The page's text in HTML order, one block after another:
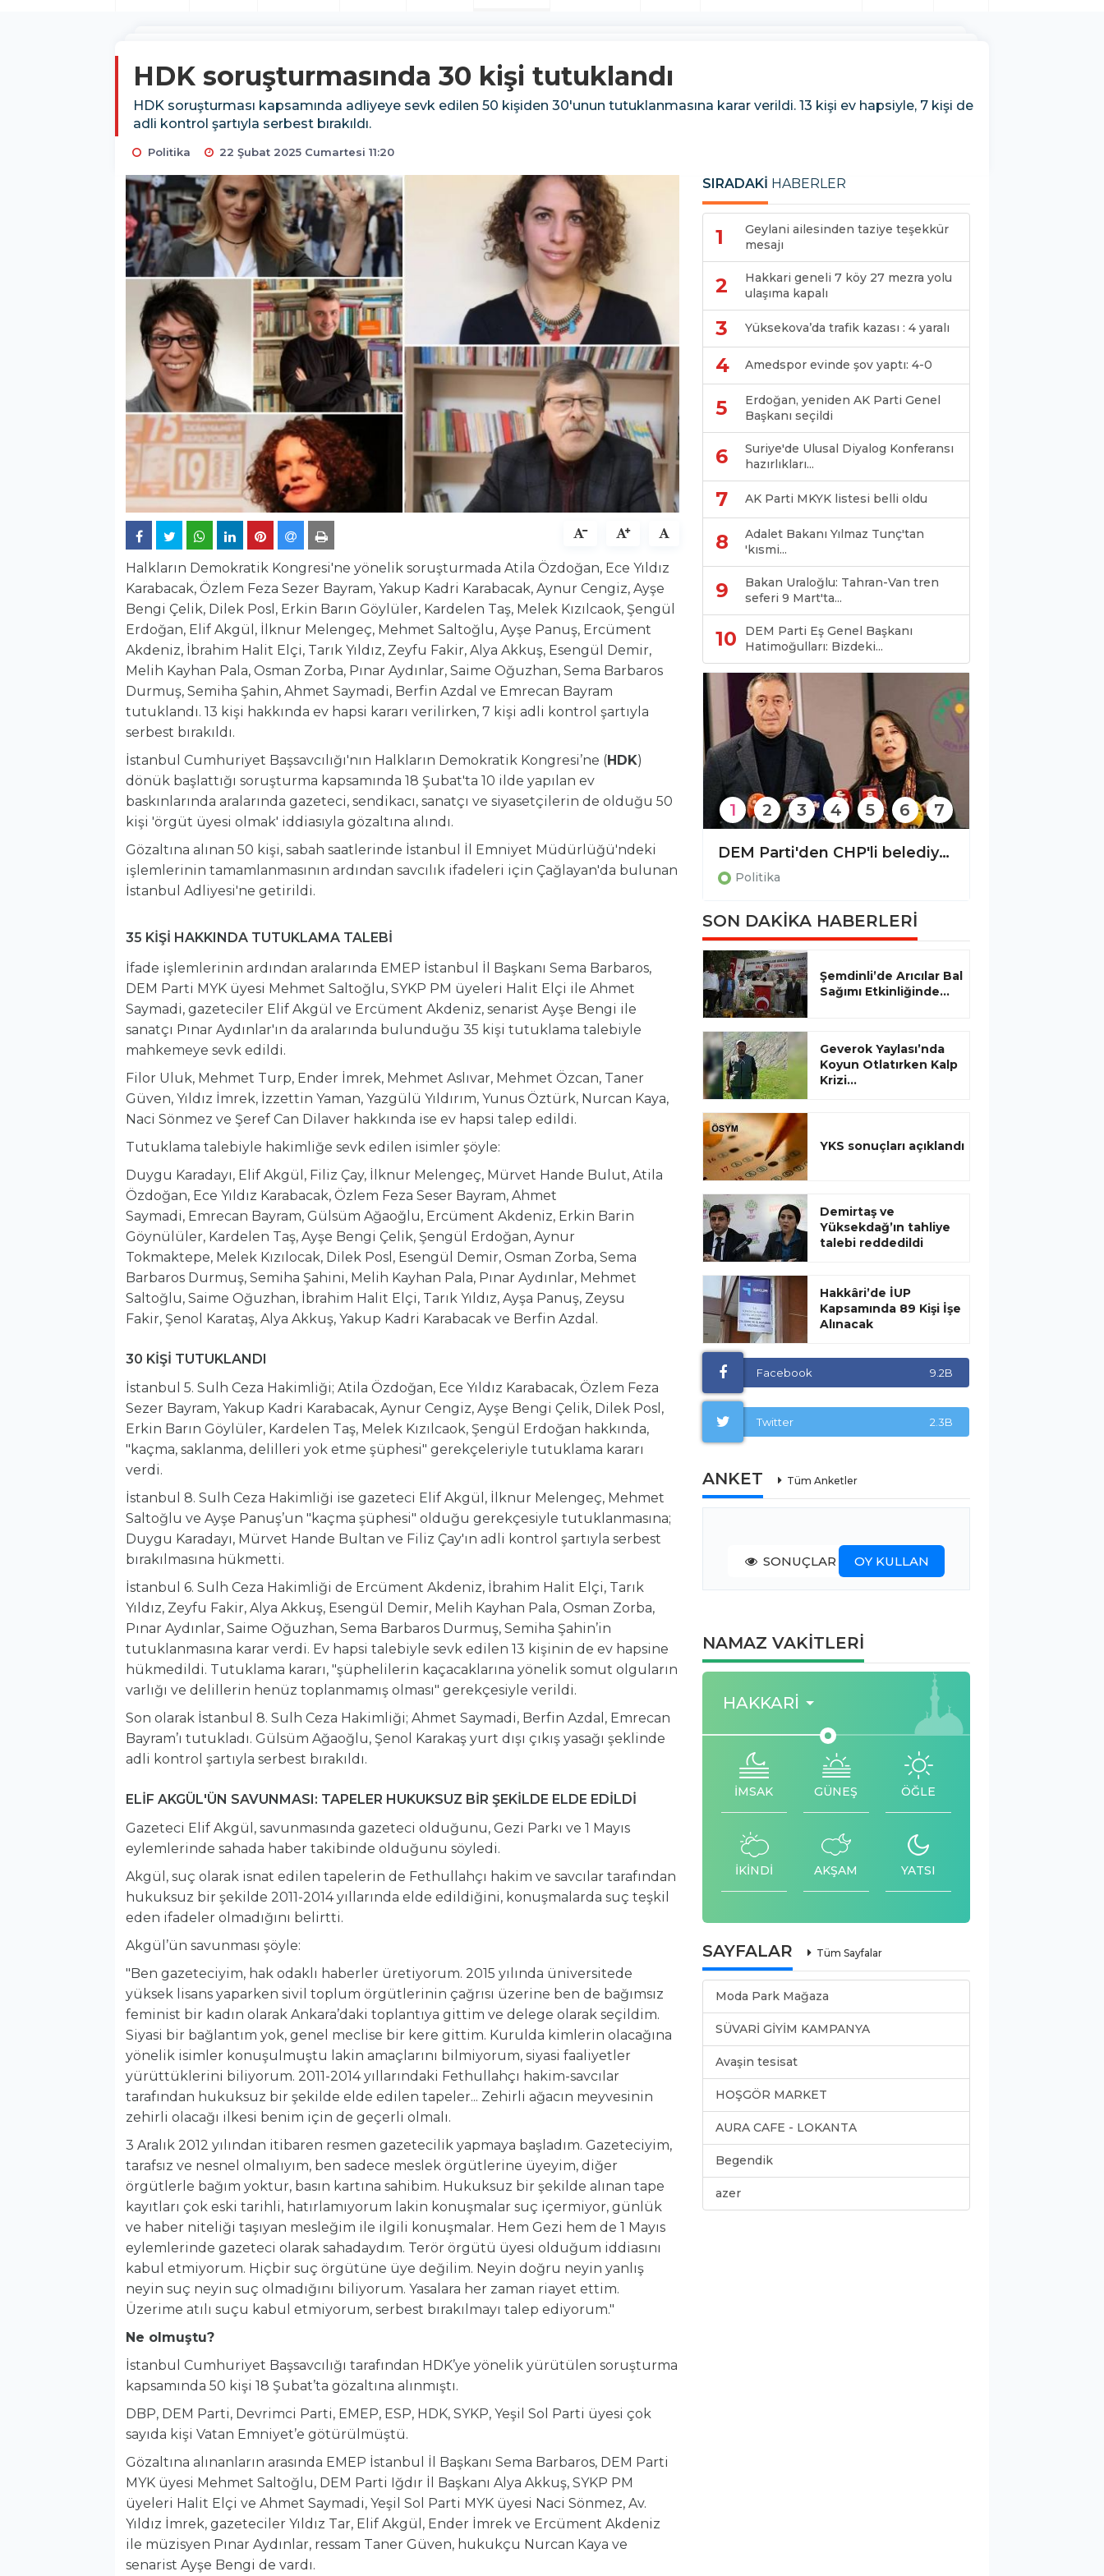
HDK soruşturmasında 30 kişi tutuklandı
HDK soruşturması kapsamında adliyeye sevk edilen 50 kişiden 30'unun tutuklanmasına karar verildi. 13 kişi ev hapsiyle, 7 kişi de
adli kontrol şartıyla serbest bırakıldı.
Politika 22 Şubat 2025 Cumartesi 11:20
Halkların Demokratik Kongresi'ne yönelik soruşturmada Atila Özdoğan, Ece Yıldız
Karabacak, Özlem Feza Sezer Bayram, Yakup Kadri Karabacak, Aynur Cengiz, Ayşe
Bengi Çelik, Dilek Posl, Erkin Barın Göylüler, Kardelen Taş, Melek Kızılcaok, Şengül
Erdoğan, Elif Akgül, İlknur Melengeç, Mehmet Saltoğlu, Ayşe Panuş, Ercüment
Akdeniz, İbrahim Halit Elçi, Tarık Yıldız, Zeyfu Fakir, Alya Akkuş, Esengül Demir,
Melih Kayhan Pala, Osman Zorba, Pınar Aydınlar, Saime Oğuzhan, Sema Barbaros
Durmuş, Semiha Şahin, Ahmet Saymadi, Berfin Azdal ve Emrecan Bayram
tutuklandı. 13 kişi hakkında ev hapsi kararı verilirken, 7 kişi adli kontrol şartıyla
serbest bırakıldı.
İstanbul Cumhuriyet Başsavcılığı'nın Halkların Demokratik Kongresi’ne (HDK)
dönük başlattığı soruşturma kapsamında 18 Şubat'ta 10 ilde yapılan ev
baskınlarında aralarında gazeteci, sendikacı, sanatçı ve siyasetçilerin de olduğu 50
kişi 'örgüt üyesi olmak' iddiasıyla gözaltına alındı.
Gözaltına alınan 50 kişi, sabah saatlerinde İstanbul İl Emniyet Müdürlüğü'ndeki
işlemlerinin tamamlanmasının ardından savcılık ifadeleri için Çağlayan'da bulunan
İstanbul Adliyesi'ne getirildi.
35 KİŞİ HAKKINDA TUTUKLAMA TALEBİ
İfade işlemlerinin ardından aralarında EMEP İstanbul İl Başkanı Sema Barbaros,
DEM Parti MYK üyesi Mehmet Saltoğlu, SYKP PM üyeleri Halit Elçi ile Ahmet
Saymadi, gazeteciler Elif Akgül ve Ercüment Akdeniz, senarist Ayşe Bengi ile
sanatçı Pınar Aydınlar'ın da aralarında bulunduğu 35 kişi tutuklama talebiyle
mahkemeye sevk edildi.
Filor Uluk, Mehmet Turp, Ender İmrek, Mehmet Aslıvar, Mehmet Özcan, Taner
Güven, Yıldız İmrek, İzzettin Yaman, Yazgülü Yıldırım, Yunus Öztürk, Nurcan Kaya,
Naci Sönmez ve Şeref Can Dilaver hakkında ise ev hapsi talep edildi.
Tutuklama talebiyle hakimliğe sevk edilen isimler şöyle:
Duygu Karadayı, Elif Akgül, Filiz Çay, İlknur Melengeç, Mürvet Hande Bulut, Atila
Özdoğan, Ece Yıldız Karabacak, Özlem Feza Seser Bayram, Ahmet
Saymadi, Emrecan Bayram, Gülsüm Ağaoğlu, Ercüment Akdeniz, Erkin Barin
Göynülüler, Kardelen Taş, Ayşe Bengi Çelik, Şengül Erdoğan, Aynur
Tokmaktepe, Melek Kızılocak, Dilek Posl, Esengül Demir, Osman Zorba, Sema
Barbaros Durmuş, Semiha Şahini, Melih Kayhan Pala, Pınar Aydınlar, Mehmet
Saltoğlu, Saime Oğuzhan, İbrahim Halit Elçi, Tarık Yıldız, Ayşa Panuş, Zeysu
Fakir, Şenol Karataş, Alya Akkuş, Yakup Kadri Karabacak ve Berfin Azdal.
30 KİŞİ TUTUKLANDI
İstanbul 5. Sulh Ceza Hakimliği; Atila Özdoğan, Ece Yıldız Karabacak, Özlem Feza
Sezer Bayram, Yakup Kadri Karabacak, Aynur Cengiz, Ayşe Bengi Çelik, Dilek Posl,
Erkin Barın Göylüler, Kardelen Taş, Melek Kızılcaok, Şengül Erdoğan hakkında,
"kaçma, saklanma, delilleri yok etme şüphesi" gerekçeleriyle tutuklama kararı
verdi.
İstanbul 8. Sulh Ceza Hakimliği ise gazeteci Elif Akgül, İlknur Melengeç, Mehmet
Saltoğlu ve Ayşe Panuş’un "kaçma şüphesi" olduğu gerekçesiyle tutuklanmasına;
Duygu Karadayı, Mürvet Hande Bultan ve Filiz Çay'ın adli kontrol şartıyla serbest
bırakılmasına hükmetti.
İstanbul 6. Sulh Ceza Hakimliği de Ercüment Akdeniz, İbrahim Halit Elçi, Tarık
Yıldız, Zeyfu Fakir, Alya Akkuş, Esengül Demir, Melih Kayhan Pala, Osman Zorba,
Pınar Aydınlar, Saime Oğuzhan, Sema Barbaros Durmuş, Semiha Şahin’in
tutuklanmasına karar verdi. Ev hapsi talebiyle sevk edilen 13 kişinin de ev hapsine
hükmedildi. Tutuklama kararı, "şüphelilerin kaçacaklarına yönelik somut olguların
varlığı ve delillerin henüz toplanmamış olması" gerekçesiyle verildi.
Son olarak İstanbul 8. Sulh Ceza Hakimliği; Ahmet Saymadi, Berfin Azdal, Emrecan
Bayram’ı tutukladı. Gülsüm Ağaoğlu, Şenol Karakaş yurt dışı çıkış yasağı şeklinde
adli kontrol şartıyla serbest bırakıldı.
ELİF AKGÜL'ÜN SAVUNMASI: TAPELER HUKUKSUZ BİR ŞEKİLDE ELDE EDİLDİ
Gazeteci Elif Akgül, savunmasında gazeteci olduğunu, Gezi Parkı ve 1 Mayıs
eylemlerinde sahada haber takibinde olduğunu söyledi.
Akgül, suç olarak isnat edilen tapelerin de Fethullahçı hakim ve savcılar tarafından
hukuksuz bir şekilde 2011-2014 yıllarında elde edildiğini, konuşmalarda suç teşkil
eden ifadeler olmadığını belirtti.
Akgül’ün savunması şöyle:
"Ben gazeteciyim, hak odaklı haberler üretiyorum. 2015 yılında üniversitede
yüksek lisans yaparken sivil toplum örgütlerinin çağrısı üzerine ben de bağımsız
feminist bir kadın olarak Ankara’daki toplantıya gittim ve delege olarak seçildim.
Siyasi bir bağlantım yok, genel meclise bir kere gittim. Kurulda kimlerin olacağına
yönelik isimler konuşulmuştu lakin amaçlarını bilmiyorum, siyasi faaliyetler
yürüttüklerini biliyorum. 2011-2014 yıllarındaki Fethullahçı hakim-savcılar
tarafından hukuksuz bir şekilde elde edilen tapeler... Zehirli ağacın meyvesinin
zehirli olacağı ilkesi benim için de geçerli olmalı.
3 Aralık 2012 yılından itibaren resmen gazetecilik yapmaya başladım. Gazeteciyim,
tarafsız ve nesnel olmalıyım, ben sadece meslek örgütlerine üyeyim, diğer
örgütlerle bağım yoktur, basın kartına sahibim. Hukuksuz bir şekilde alınan tape
kayıtları çok eski tarihli, hatırlamıyorum lakin konuşmalar suç içermiyor, günlük
ve haber niteliği taşıyan mesleğim ile ilgili konuşmalar. Hem Gezi hem de 1 Mayıs
eylemlerinde gazeteci olarak sahadaydım. Terör örgütü üyesi olduğum iddiasını
kabul etmiyorum. Hiçbir suç örgütüne üye değilim. Neyin doğru neyin yanlış
neyin suç neyin suç olmadığını biliyorum. Yasalara her zaman riayet ettim.
Üzerime atılı suçu kabul etmiyorum, serbest bırakılmayı talep ediyorum."
Ne olmuştu?
İstanbul Cumhuriyet Başsavcılığı tarafından HDK’ye yönelik yürütülen soruşturma
kapsamında 50 kişi 18 Şubat’ta gözaltına alınmıştı.
DBP, DEM Parti, Devrimci Parti, EMEP, ESP, HDK, SYKP, Yeşil Sol Parti üyesi çok
sayıda kişi Vatan Emniyet’e götürülmüştü.
Gözaltına alınanların arasında EMEP İstanbul İl Başkanı Sema Barbaros, DEM Parti
MYK üyesi Mehmet Saltoğlu, DEM Parti Iğdır İl Başkanı Alya Akkuş, SYKP PM
üyeleri Halit Elçi ve Ahmet Saymadi, Yeşil Sol Parti MYK üyesi Naci Sönmez, Av.
Yıldız İmrek, gazeteciler Yıldız Tar, Elif Akgül, Ender İmrek ve Ercüment Akdeniz
ile müzisyen Pınar Aydınlar, ressam Taner Güven, hukukçu Nurcan Kaya ve
senarist Ayşe Bengi de vardı.
SIRADAKİ HABERLER
1
Geylani ailesinden taziye teşekkür
mesajı
2
Hakkari geneli 7 köy 27 mezra yolu
ulaşıma kapalı
3 Yüksekova’da trafik kazası : 4 yaralı
4 Amedspor evinde şov yaptı: 4-0
5
Erdoğan, yeniden AK Parti Genel
Başkanı seçildi
6
Suriye'de Ulusal Diyalog Konferansı
hazırlıkları...
7 AK Parti MKYK listesi belli oldu
8
Adalet Bakanı Yılmaz Tunç'tan
'kısmi...
9
Bakan Uraloğlu: Tahran-Van tren
seferi 9 Mart'ta...
10
DEM Parti Eş Genel Başkanı
Hatimoğulları: Bizdeki...
Politika
DEM Parti'den CHP'li belediyelere yönelik operasyona tepki
Politika
1 2 3 4 5 6 7
SON DAKİKA HABERLERİ
Şemdinli’de Arıcılar Bal
Sağımı Etkinliğinde...
Geverok Yaylası’nda
Koyun Otlatırken Kalp
Krizi...
YKS sonuçları açıklandı
Demirtaş ve
Yüksekdağ’ın tahliye
talebi reddedildi
Hakkâri’de İUP
Kapsamında 89 Kişi İşe
Alınacak
Facebook 9.2B
Twitter 2.3B
ANKET Tüm Anketler
SONUÇLAR OY KULLAN
NAMAZ VAKİTLERİ
HAKKARI
İMSAK GÜNEŞ ÖĞLE
İKİNDİ AKŞAM YATSI
SAYFALAR Tüm Sayfalar
Moda Park Mağaza
SÜVARİ GİYİM KAMPANYA
Avaşin tesisat
HOŞGÖR MARKET
AURA CAFE - LOKANTA
Begendik
azer